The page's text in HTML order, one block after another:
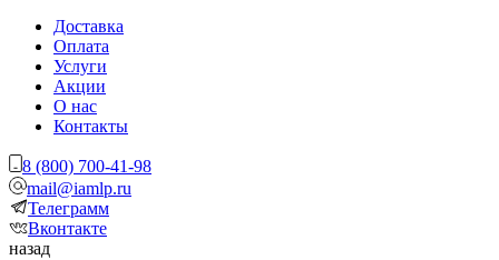
Доставка
Оплата
Услуги
Акции
О нас
Контакты
8 (800) 700-41-98
mail@iamlp.ru
Телеграмм
Вконтакте
назад